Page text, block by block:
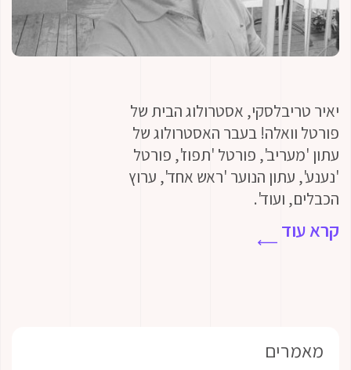
אסטרולוג הבית של
בעבר האסטרולוג של
פורטל 'תפוז', פורטל
הנוער 'ראש אחד', ערוץ